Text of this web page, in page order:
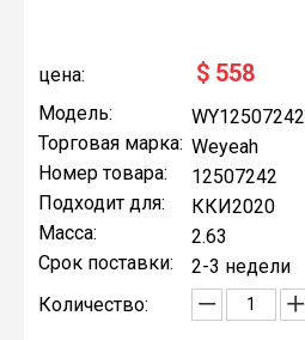
цена: $ 558
Модель:
WY12507242
Торговая марка: Weyeah
Номер товара:
12507242
Подходит для:
ККИ2020
Масса:
2.63
Срок поставки:
2-3 недели
Количество: